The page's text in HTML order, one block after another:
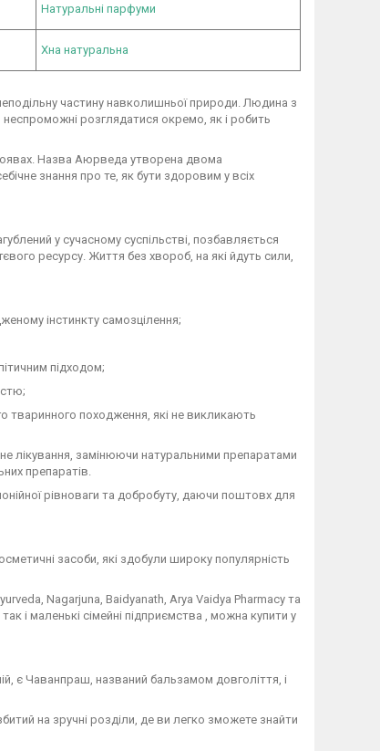
Натуральні парфуми
Хна натуральна
частину навколишньої природи. Людина з
неспроможні розглядатися окремо, як і робить
Назва Аюрведа утворена двома
знання про те, як бути здоровим у всіх
у сучасному суспільстві, позбавляється
ресурсу. Життя без хвороб, на які йдуть сили,
інстинкту самозцілення;
підходом;
тваринного походження, які не викликають
лікування, замінюючи натуральними препаратами
препаратів.
рівноваги та добробуту, даючи поштовх для
засоби, які здобули широку популярність
Nagarjuna, Baidyanath, Arya Vaidya Pharmacy та
і маленькі сімейні підприємства , можна купити у
є Чаванпраш, названий бальзамом довголіття, і
на зручні розділи, де ви легко зможете знайти